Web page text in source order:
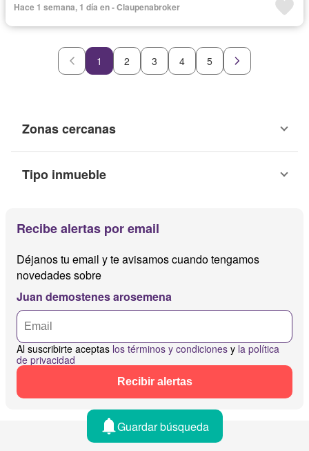
Hace 1 semana, 1 día en - Claupenabroker
1 2 3 4 5
Zonas cercanas
Tipo inmueble
Recibe alertas por email
Déjanos tu email y te avisamos cuando tengamos
novedades sobre
Juan demostenes arosemena
Al suscribirte aceptas los términos y condiciones y la política
de privacidad
Recibir alertas
Guardar búsqueda